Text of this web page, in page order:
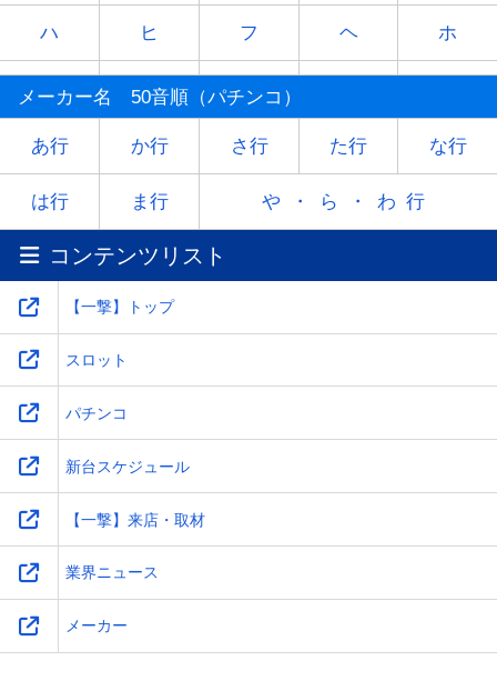
ハ ヒ フ ヘ ホ
マ ミ ム
ヤ - ユ - ヨ
ラ リ レ
ワ -
メーカー名 50音順（パチンコ）
あ行 か行 さ行 た行 な行
は行 ま行 や・ら・わ行
コンテンツリスト
【一撃】トップ
スロット
パチンコ
新台スケジュール
【一撃】来店・取材
業界ニュース
メーカー